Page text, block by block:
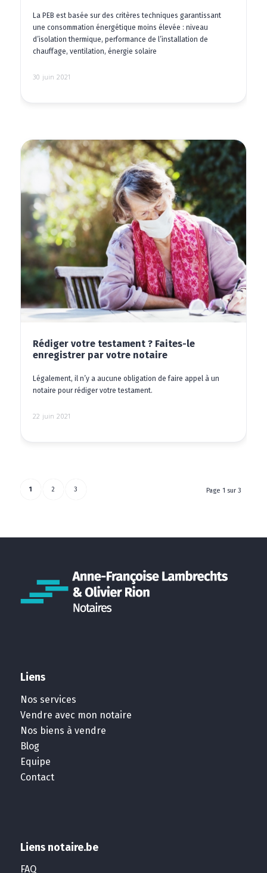
La PEB est basée sur des critères techniques garantissant
une consommation énergétique moins élevée : niveau
d’isolation thermique, performance de l’installation de
chauffage, ventilation, énergie solaire
30 juin 2021
Rédiger votre testament ? Faites-le
enregistrer par votre notaire
Légalement, il n’y a aucune obligation de faire appel à un
notaire pour rédiger votre testament.
22 juin 2021
Page 1 sur 3
1 2 3
Liens
Nos services
Vendre avec mon notaire
Nos biens à vendre
Blog
Equipe
Contact
Liens notaire.be
FAQ